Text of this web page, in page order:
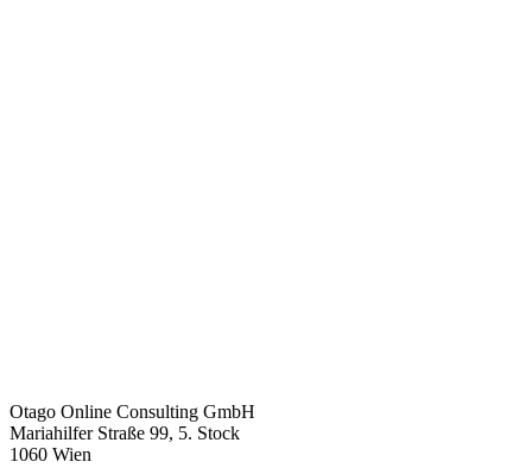
Otago Online Consulting GmbH
Mariahilfer Straße 99, 5. Stock
1060 Wien